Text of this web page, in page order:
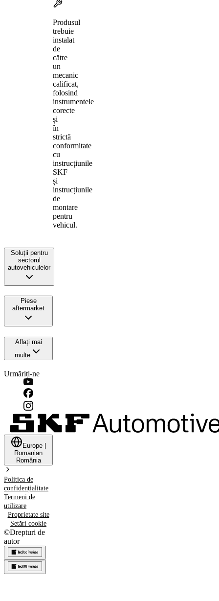
Produsul
trebuie
instalat
de
către
un
mecanic
calificat,
folosind
instrumentele
corecte
și
în
strictă
conformitate
cu
instrucțiunile
SKF
și
instrucțiunile
de
montare
pentru
vehicul.
Soluții pentru
sectorul
autovehiculelor
Piese
aftermarket
Aflați mai
multe
Urmăriți-ne
Europe
Romanian
România
Politica de
confidențialitate
Termeni de
utilizare
Proprietate site
Setări cookie
©Drepturi de
autor